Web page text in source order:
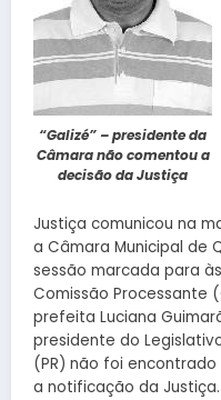
“Galizé” – presidente da
Câmara não comentou a
decisão da Justiça
Justiça comunicou na
a Câmara Municipal de
sessão marcada para
Comissão Processante
prefeita Luciana
presidente do
(PR) não foi
a notificação da Justiça.